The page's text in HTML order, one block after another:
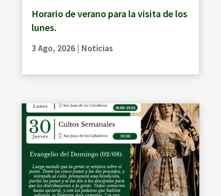
Horario de verano para la visita de los
lunes.
3 Ago, 2026| Noticias